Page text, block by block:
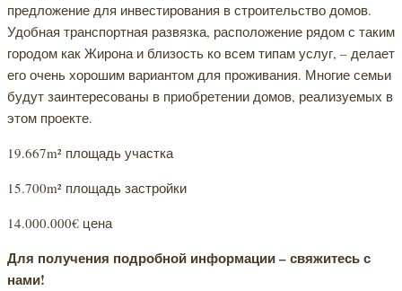
предложение для инвестирования в строительство домов.
Удобная транспортная развязка, расположение рядом с таким
городом как Жирона и близость ко всем типам услуг, – делает
его очень хорошим вариантом для проживания. Многие семьи
будут заинтересованы в приобретении домов, реализуемых в
этом проекте.
19.667m² площадь участка
15.700m² площадь застройки
14.000.000€ цена
Для получения подробной информации – свяжитесь с
нами!